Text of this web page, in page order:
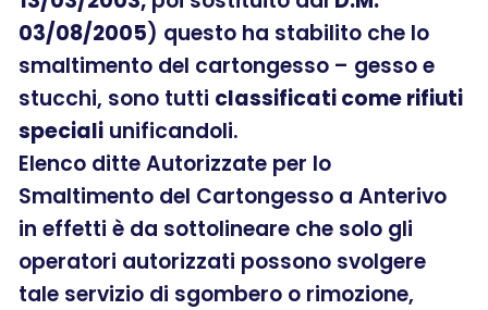
03/08/2005) questo ha stabilito che lo
smaltimento del cartongesso – gesso e
stucchi, sono tutti classificati come rifiuti
speciali unificandoli.
Elenco ditte Autorizzate per lo
Smaltimento del Cartongesso a Anterivo
in effetti è da sottolineare che solo gli
operatori autorizzati possono svolgere
tale servizio di sgombero o rimozione,